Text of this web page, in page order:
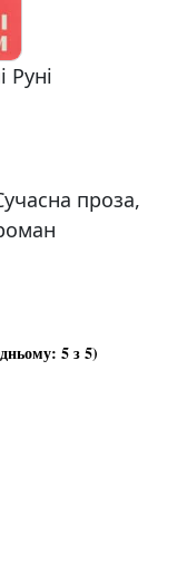
Руні
проза,
5з 5)